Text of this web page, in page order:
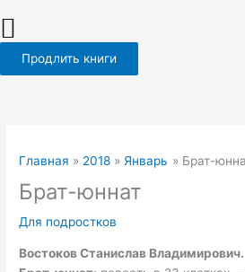
Продлить книги
Главная 2018 Январь Брат-
Брат-юннат
Для подростков
Востоков Станислав Владимирович.